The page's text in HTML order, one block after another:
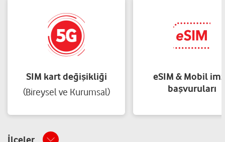
İstiklal Mah. Cumhuriyet Cad. No: 60 Eleşkirt/Ağrı
05462309585
Yol tarifi al
Metin Market
Adnan Menderes Mah. Mehmet Akif Ersoy Cad. No: 9/A
Taşlıçay/Ağrı
SIM kart değişikliği
(Bireysel ve Kurumsal)
eSIM & Mobil
başvuruları
İlçeler